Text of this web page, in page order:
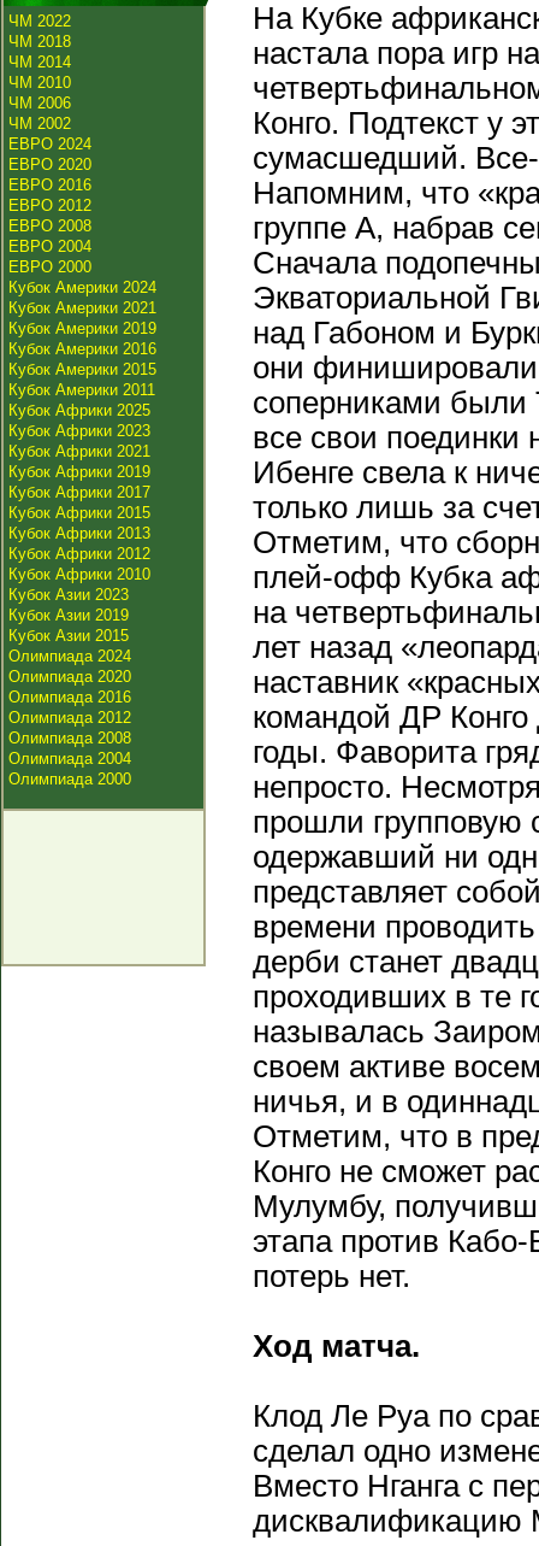
ЧМ 2022
ЧМ 2018
ЧМ 2014
ЧМ 2010
ЧМ 2006
ЧМ 2002
ЕВРО 2024
ЕВРО 2020
ЕВРО 2016
ЕВРО 2012
ЕВРО 2008
ЕВРО 2004
ЕВРО 2000
Кубок Америки 2024
Кубок Америки 2021
Кубок Америки 2019
Кубок Америки 2016
Кубок Америки 2015
Кубок Америки 2011
Кубок Африки 2025
Кубок Африки 2023
Кубок Африки 2021
Кубок Африки 2019
Кубок Африки 2017
Кубок Африки 2015
Кубок Африки 2013
Кубок Африки 2012
Кубок Африки 2010
Кубок Азии 2023
Кубок Азии 2019
Кубок Азии 2015
Олимпиада 2024
Олимпиада 2020
Олимпиада 2016
Олимпиада 2012
Олимпиада 2008
Олимпиада 2004
Олимпиада 2000
На Кубке
настала пора игр
Конго. Подтекст у
сумасшедший. Все-
Напомним, что
группе A, набрав
Сначала
Экваториальной
над Габоном и
они финишировали
соперниками
все свои поединки
Ибенге свела к
только лишь за
Отметим, что
плей-офф Кубка
на
лет назад
наставник
командой ДР
годы. Фаворита
непросто.
прошли групповую
одержавший ни
представляет
времени
дерби станет
проходивших в те
называлась
своем активе
ничья, и в
Отметим, что в
Конго не сможет
Мулумбу,
этапа против
потерь нет.
Ход матча.
Клод Ле Руа по
сделал одно
Вместо Нганга с
дисквалификацию